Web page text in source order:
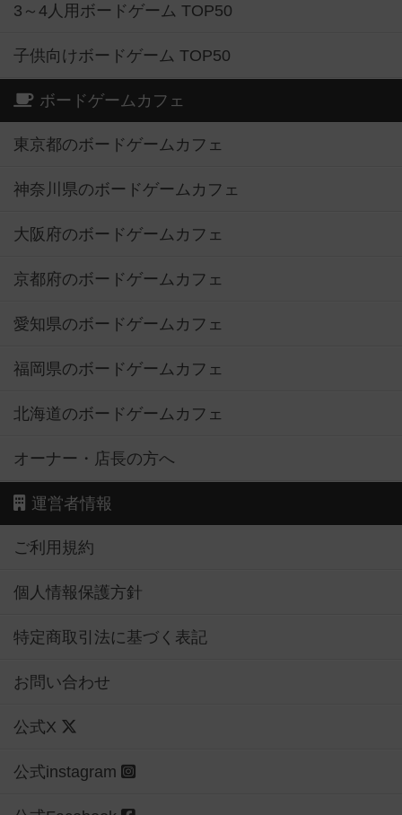
3～4人用ボードゲーム TOP50
子供向けボードゲーム TOP50
ボードゲームカフェ
東京都のボードゲームカフェ
神奈川県のボードゲームカフェ
大阪府のボードゲームカフェ
京都府のボードゲームカフェ
愛知県のボードゲームカフェ
福岡県のボードゲームカフェ
北海道のボードゲームカフェ
オーナー・店長の方へ
運営者情報
ご利用規約
個人情報保護方針
特定商取引法に基づく表記
お問い合わせ
公式X
公式instagram